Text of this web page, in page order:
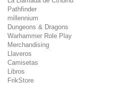
Pathfinder
millennium
Dungeons & Dragons
Warhammer Role Play
Merchandising
Llaveros
Camisetas
Libros
FrikStore